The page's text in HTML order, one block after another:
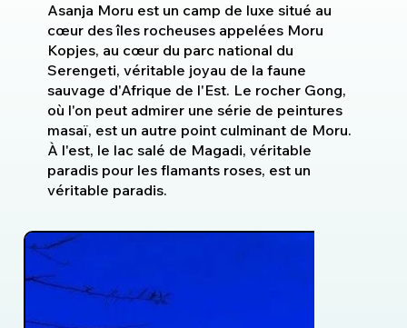
Asanja Moru est un camp de luxe situé au
cœur des îles rocheuses appelées Moru
Kopjes, au cœur du parc national du
Serengeti, véritable joyau de la faune
sauvage d'Afrique de l'Est. Le rocher Gong,
où l'on peut admirer une série de peintures
masaï, est un autre point culminant de Moru.
À l'est, le lac salé de Magadi, véritable
paradis pour les flamants roses, est un
véritable paradis.